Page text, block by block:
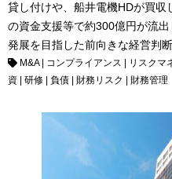
貸し付けや、船井電機HDが買
の資金支援等で約300億円が流
発展を目指した前向きな経営判
M&A| コンプライアンス リスクマ
資
研修 負債 財務リスク 財務管理